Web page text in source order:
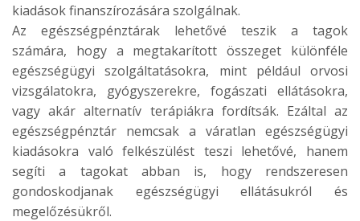
kiadások finanszírozására szolgálnak.
Az egészségpénztárak lehetővé teszik a tagok
számára, hogy a megtakarított összeget különféle
egészségügyi szolgáltatásokra, mint például orvosi
vizsgálatokra, gyógyszerekre, fogászati ellátásokra,
vagy akár alternatív terápiákra fordítsák. Ezáltal az
egészségpénztár nemcsak a váratlan egészségügyi
kiadásokra való felkészülést teszi lehetővé, hanem
segíti a tagokat abban is, hogy rendszeresen
gondoskodjanak egészségügyi ellátásukról és
megelőzésükről.